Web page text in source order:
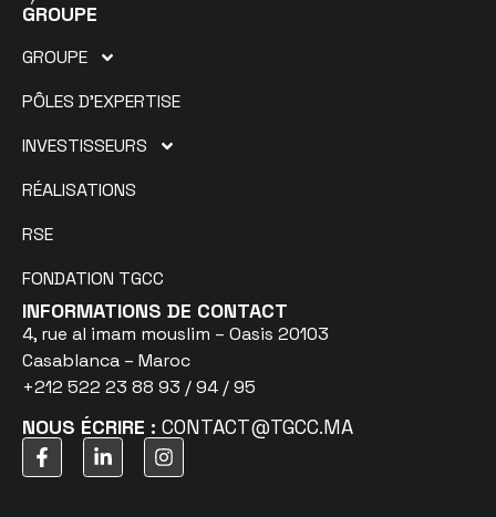
GROUPE
GROUPE
PÔLES D’EXPERTISE
INVESTISSEURS
RÉALISATIONS
RSE
FONDATION TGCC
INFORMATIONS DE CONTACT
4, rue al imam mouslim – Oasis 20103
Casablanca – Maroc
+212 522 23 88 93 / 94 / 95
NOUS ÉCRIRE : CONTACT@TGCC.MA